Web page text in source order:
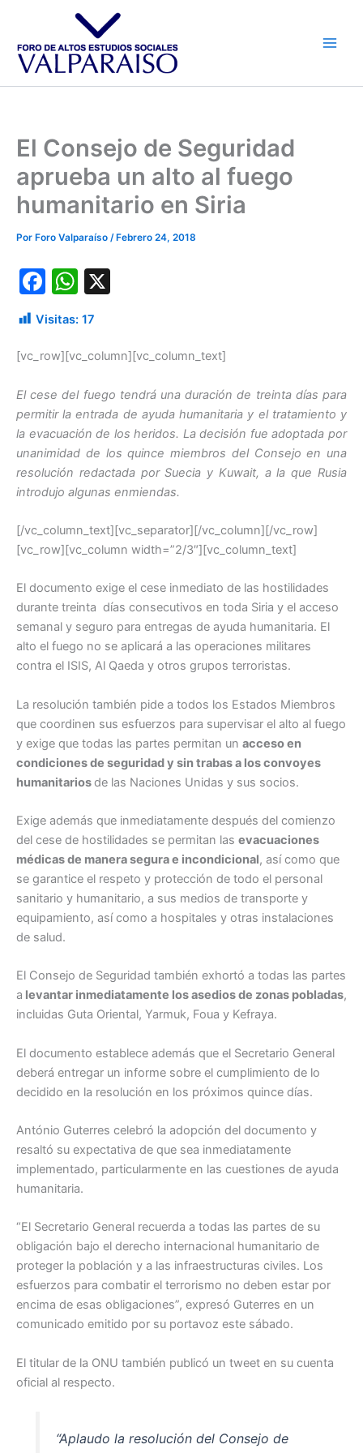
contenido
El Consejo de Seguridad
aprueba un alto al fuego
humanitario en Siria
Por Foro Valparaíso / Febrero 24, 2018
F
a
c
e
b
o
o
k
W
h
at
s
A
p
p
Visitas: 17
[vc_row][vc_column][vc_column_text]
El cese del fuego tendrá una duración de treinta días para
permitir la entrada de ayuda humanitaria y el tratamiento y
la evacuación de los heridos. La decisión fue adoptada por
unanimidad de los quince miembros del Consejo en una
resolución redactada por Suecia y Kuwait, a la que Rusia
introdujo algunas enmiendas.
[/vc_column_text][vc_separator][/vc_column][/vc_row]
[vc_row][vc_column width=”2/3″][vc_column_text]
El documento exige el cese inmediato de las hostilidades
durante treinta días consecutivos en toda Siria y el acceso
semanal y seguro para entregas de ayuda humanitaria. El
alto el fuego no se aplicará a las operaciones militares
contra el ISIS, Al Qaeda y otros grupos terroristas.
La resolución también pide a todos los Estados Miembros
que coordinen sus esfuerzos para supervisar el alto al fuego
y exige que todas las partes permitan un acceso en
condiciones de seguridad y sin trabas a los convoyes
humanitariosde las Naciones Unidas y sus socios.
Exige además que inmediatamente después del comienzo
del cese de hostilidades se permitan las evacuaciones
médicas de manera segura e incondicional, así como que
se garantice el respeto y protección de todo el personal
sanitario y humanitario, a sus medios de transporte y
equipamiento, así como a hospitales y otras instalaciones
de salud.
El Consejo de Seguridad también exhortó a todas las partes
a levantar inmediatamente los asedios de zonas pobladas,
incluidas Guta Oriental, Yarmuk, Foua y Kefraya.
El documento establece además que el Secretario General
deberá entregar un informe sobre el cumplimiento de lo
decidido en la resolución en los próximos quince días.
António Guterres celebró la adopción del documento y
resaltó su expectativa de que sea inmediatamente
implementado, particularmente en las cuestiones de ayuda
humanitaria.
“El Secretario General recuerda a todas las partes de su
obligación bajo el derecho internacional humanitario de
proteger la población y a las infraestructuras civiles. Los
esfuerzos para combatir el terrorismo no deben estar por
encima de esas obligaciones”, expresó Guterres en un
comunicado emitido por su portavoz este sábado.
El titular de la ONU también publicó un tweet en su cuenta
oficial al respecto.
“Aplaudo la resolución del Consejo de